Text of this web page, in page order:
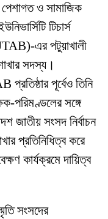
পেশাগত ও সামাজিক
টিচার্স
এর পটুয়াখালী
সদস্য।
পূর্বেও তিনি
পরিমণ্ডলের সঙ্গে
জাতীয় সংসদ নির্বাচন
প্রতিনিধিত্ব করে
কার্যক্রমে দায়িত্ব
সংসদের